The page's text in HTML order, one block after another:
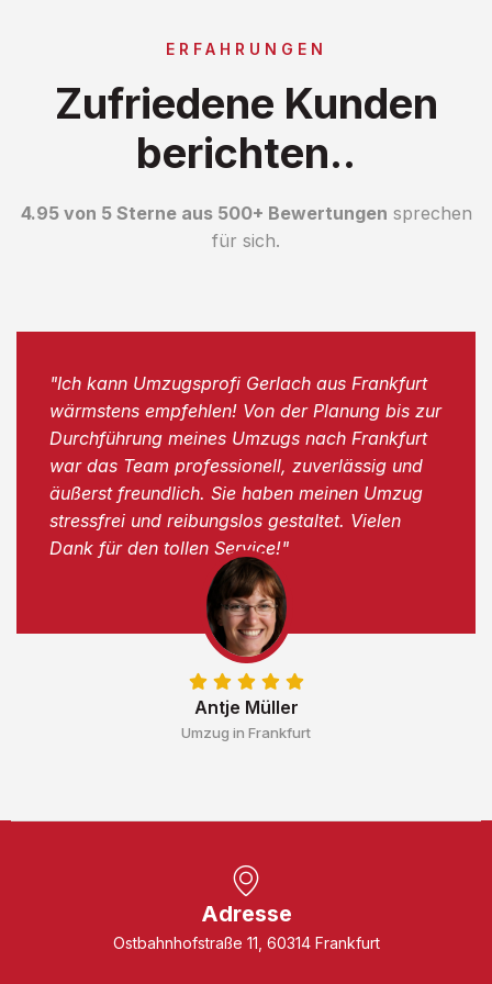
ERFAHRUNGEN
Zufriedene Kunden
berichten..
4.95 von 5 Sterne aus 500+ Bewertungen sprechen
für sich.
Antje Müller
Umzug in Frankfurt
"Ich kann Umzugsprofi Gerlach aus Frankfurt
wärmstens empfehlen! Von der Planung bis zur
Durchführung meines Umzugs nach Frankfurt
war das Team professionell, zuverlässig und
äußerst freundlich. Sie haben meinen Umzug
stressfrei und reibungslos gestaltet. Vielen
Dank für den tollen Service!"
Adresse
Ostbahnhofstraße 11, 60314 Frankfurt